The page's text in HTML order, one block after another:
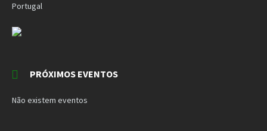
Portugal
PRÓXIMOS EVENTOS
Não existem eventos